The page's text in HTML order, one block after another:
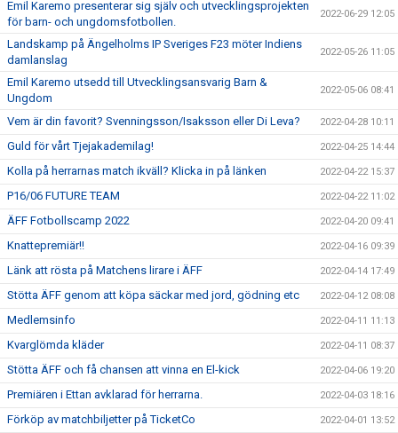
Emil Karemo presenterar sig själv och utvecklingsprojekten
för barn- och ungdomsfotbollen.
2022-06-29 12:05
Landskamp på Ängelholms IP Sveriges F23 möter Indiens
damlanslag
2022-05-26 11:05
Emil Karemo utsedd till Utvecklingsansvarig Barn &
Ungdom
2022-05-06 08:41
Vem är din favorit? Svenningsson/Isaksson eller Di Leva? 2022-04-28 10:11
Guld för vårt Tjejakademilag! 2022-04-25 14:44
Kolla på herrarnas match ikväll? Klicka in på länken 2022-04-22 15:37
P16/06 FUTURE TEAM 2022-04-22 11:02
ÄFF Fotbollscamp 2022 2022-04-20 09:41
Knattepremiär!! 2022-04-16 09:39
Länk att rösta på Matchens lirare i ÄFF 2022-04-14 17:49
Stötta ÄFF genom att köpa säckar med jord, gödning etc 2022-04-12 08:08
Medlemsinfo 2022-04-11 11:13
Kvarglömda kläder 2022-04-11 08:37
Stötta ÄFF och få chansen att vinna en El-kick 2022-04-06 19:20
Premiären i Ettan avklarad för herrarna. 2022-04-03 18:16
Förköp av matchbiljetter på TicketCo 2022-04-01 13:52